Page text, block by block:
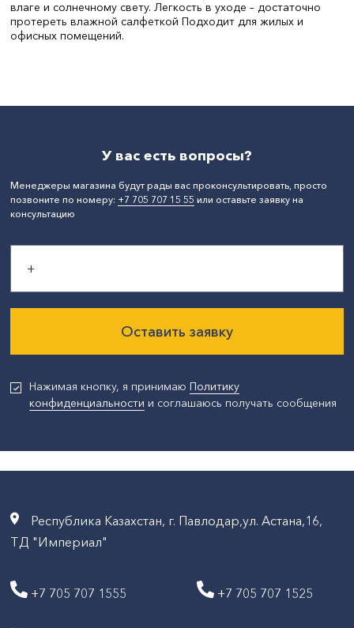
влаге и солнечному свету. Легкость в уходе – достаточно
протереть влажной салфеткой Подходит для жилых и
офисных помещений.
Бренд:
FineDek
У вас есть вопросы?
Менеджеры магазина будут рады вас проконсультировать, просто
позвоните по номеру: +7 705 707 15 55 или оставьте заявку на
консультацию
Оставить заявку
Нажимая кнопку, я принимаю Политику
конфиденциальности и соглашаюсь получать сообщения
Республика Казахстан, г. Павлодар,ул. Астана,16,
ТД "Империал"
+7 705 707 1555 +7 705 707 1525